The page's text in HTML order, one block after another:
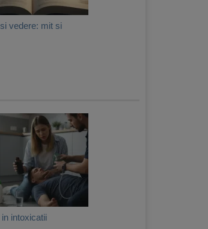
vedere: mit si
intoxicatii